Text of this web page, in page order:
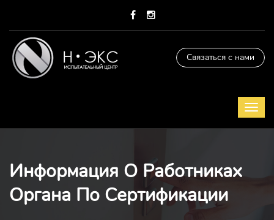
Связаться с нами
Информация О Работниках
Органа По Сертификации